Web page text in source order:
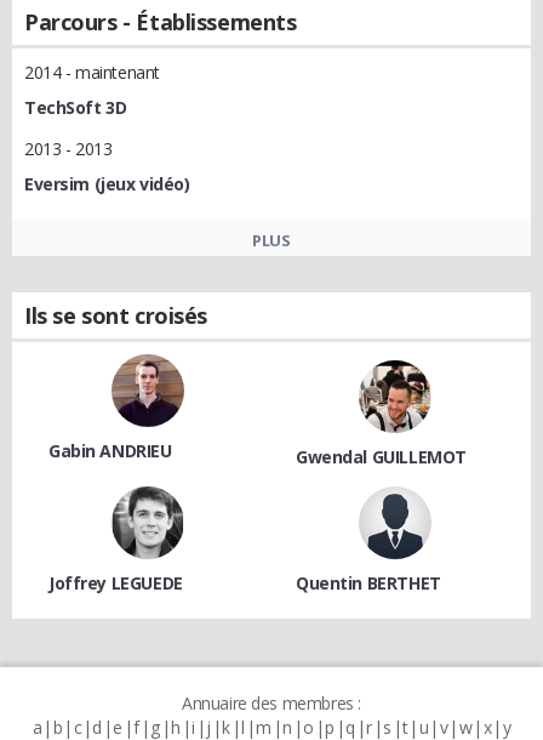
Parcours - Établissements
2014 - maintenant
TechSoft 3D
2013 - 2013
Eversim (jeux vidéo)
PLUS
Ils se sont croisés
Gabin ANDRIEU Gwendal GUILLEMOT
Joffrey LEGUEDE Quentin BERTHET
Annuaire des membres :
a b c d e f g h i j k l m n o p q r s t u v w x y